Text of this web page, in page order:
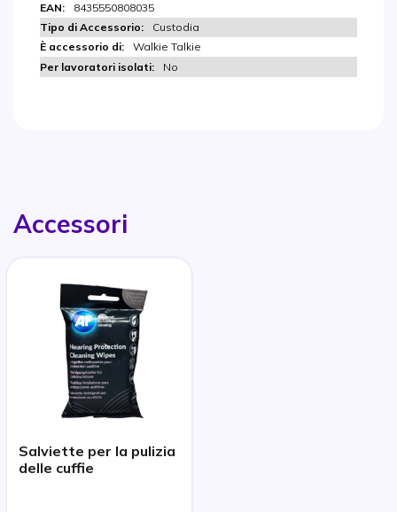
8435550808035
Custodia
Walkie Talkie
No
Accessori
Salviette per la pulizia
delle cuffie